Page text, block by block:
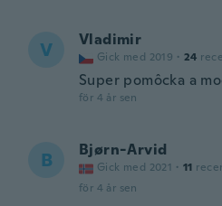
V Vladimir
Gick med 2019 · 24
Super pomôcka a
för 4 år sen
B Bjørn-Arvid
Gick med 2021 · 11
för 4 år sen